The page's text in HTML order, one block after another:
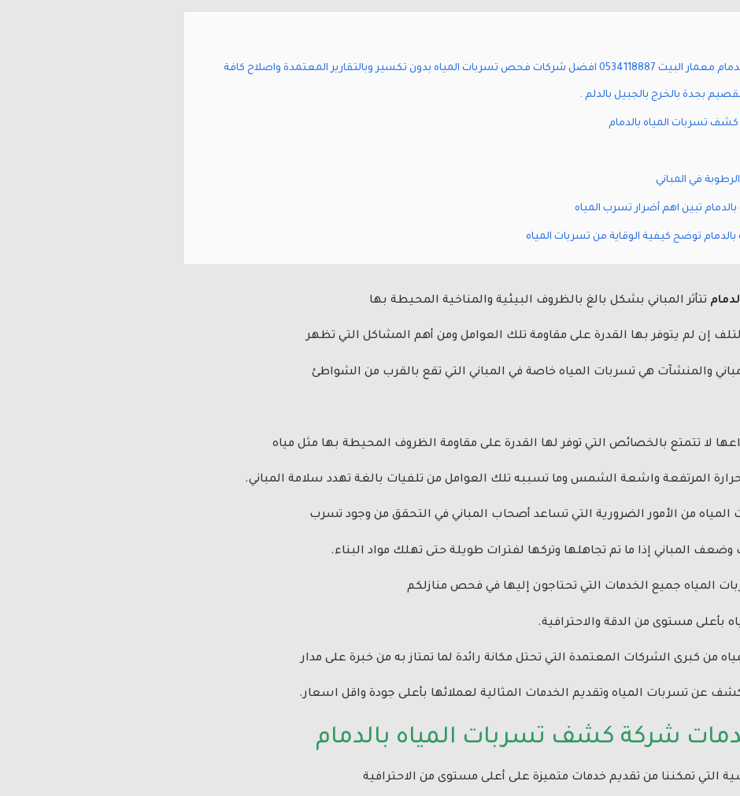
شركة كشف تسربات المياه بالدمام معمار البيت 0534118887 افضل شركات فحص تسربات المياه بدون تكسير وبالتقارير المعتمدة واصلاح كافة
بجدة بالخرج بالجبيل بالدلم .
تسربات المياه بالدمام
في المباني
تبين اهم أضرار تسرب المياه
توضح كيفية الوقاية من تسربات المياه
تتأثر المباني بشكل بالغ بالظروف البيئية والمناخية المحيطة بها
إن لم يتوفر بها القدرة على مقاومة تلك العوامل ومن أهم المشاكل التي تظهر
والمنشآت هي تسربات المياه خاصة في المباني التي تقع بالقرب من الشواطئ
لا تتمتع بالخصائص التي توفر لها القدرة على مقاومة الظروف المحيطة بها مثل مياه
المرتفعة واشعة الشمس وما تسببه تلك العوامل من تلفيات بالغة تهدد سلامة المباني.
من الأمور الضرورية التي تساعد أصحاب المباني في التحقق من وجود تسرب
المباني إذا ما تم تجاهلها وتركها لفترات طويلة حتى تهلك مواد البناء.
المياه جميع الخدمات التي تحتاجون إليها في فحص منازلكم
بأعلى مستوى من الدقة والاحترافية.
من كبرى الشركات المعتمدة التي تحتل مكانة رائدة لما تمتاز به من خبرة على مدار
عن تسربات المياه وتقديم الخدمات المثالية لعملائها بأعلى جودة واقل اسعار.
شركة كشف تسربات المياه بالدمام
التي تمكننا من تقديم خدمات متميزة على أعلى مستوى من الاحترافية